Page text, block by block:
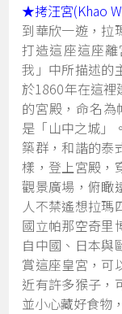
★拷汪宮(Khao
到華欣一遊，拉
打造這座這座
我」中所描述的
於1860年在這
的宮殿，命名為
是「山中之城」
築群，和諧的泰
樣，登上宮殿，
觀景廣場，俯瞰
人不禁遙想拉瑪
國立帕那空奇里
自中國、日本與
賞這座皇宮，可
近有許多猴子，
並小心藏好食物